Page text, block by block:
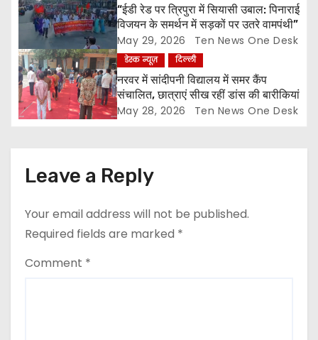
o
n
“ईडी रेड पर त्रिपुरा में सियासी उबाल: पिनाराई
विजयन के समर्थन में सड़कों पर उतरे वामपंथी”
May 29, 2026 Ten News One Desk
डेस्क न्यूज़ दिल्ली
नरवर में सांदीपनी विद्यालय में समर कैंप
संचालित, छात्राएं सीख रहीं डांस की बारीकियां
May 28, 2026 Ten News One Desk
Leave a Reply
Your email address will not be published.
Required fields are marked *
Comment *